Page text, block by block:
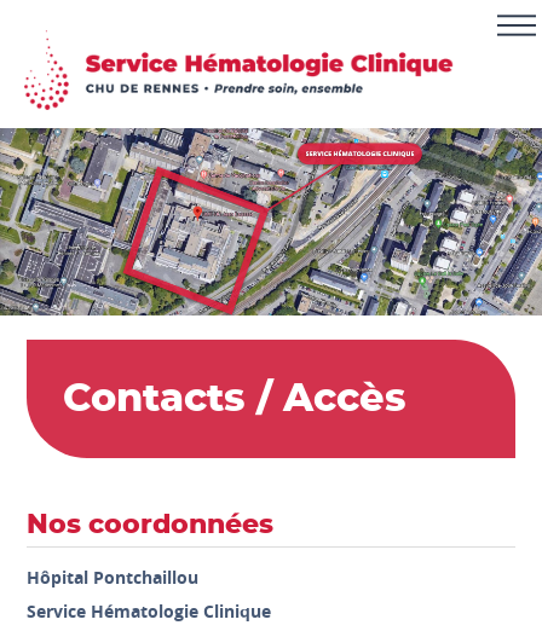
Contacts / Accès
Nos coordonnées
Hôpital Pontchaillou
Service Hématologie Clinique